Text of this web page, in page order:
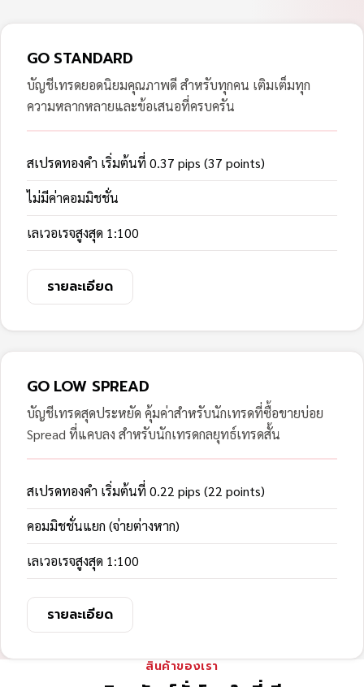
GO STANDARD
บัญชีเทรดยอดนิยมคุณภาพดี สำหรับทุกคน เติมเต็มทุก
ความหลากหลายและข้อเสนอที่ครบครัน
สเปรดทองคำ เริ่มต้นที่ 0.37 pips (37 points)
ไม่มีค่าคอมมิชชั่น
เลเวอเรจสูงสุด 1:100
รายละเอียด
GO LOW SPREAD
บัญชีเทรดสุดประหยัด คุ้มค่าสำหรับนักเทรดที่ซื้อขายบ่อย
Spread ที่แคบลง สำหรับนักเทรดกลยุทธ์เทรดสั้น
สเปรดทองคำ เริ่มต้นที่ 0.22 pips (22 points)
คอมมิชชั่นแยก (จ่ายต่างหาก)
เลเวอเรจสูงสุด 1:100
รายละเอียด
สินค้าของเรา